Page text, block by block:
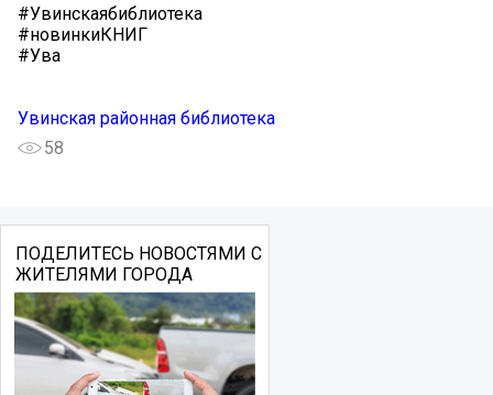
#Увинскаябиблиотека
#новинкиКНИГ
#Ува
Увинская районная библиотека
58
ПОДЕЛИТЕСЬ НОВОСТЯМИ С
ЖИТЕЛЯМИ ГОРОДА